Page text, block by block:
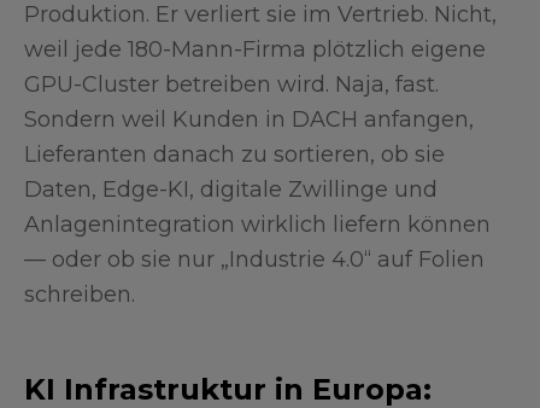
Produktion. Er verliert sie im Vertrieb. Nicht,
weil jede 180-Mann-Firma plötzlich eigene
GPU-Cluster betreiben wird. Naja, fast.
Sondern weil Kunden in DACH anfangen,
Lieferanten danach zu sortieren, ob sie
Daten, Edge-KI, digitale Zwillinge und
Anlagenintegration wirklich liefern können
— oder ob sie nur „Industrie 4.0“ auf Folien
schreiben.
KI Infrastruktur in Europa: